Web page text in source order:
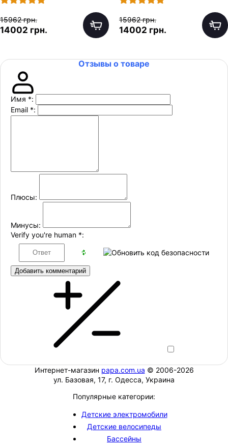
15962 грн.
14002 грн.
15962 грн.
14002 грн.
Отзывы о товаре
Имя *:
Email *:
Плюсы:
Минусы:
Verify you're human *:
Добавить комментарий
Интернет-магазин papa.com.ua © 2006-2026
ул. Базовая, 17, г. Одесса, Украина
Популярные категории:
Детские электромобили
Детские велосипеды
Бассейны